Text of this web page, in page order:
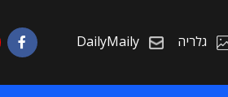
גלריה DailyMaily